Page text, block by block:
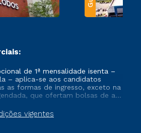
vigentes
de 1ª mensalidade isenta –
– aplica-se aos candidatos
as formas de ingresso, exceto na
que ofertam bolsas de até
tenham efetivado e/ou não
trancado sua matrícula em uma